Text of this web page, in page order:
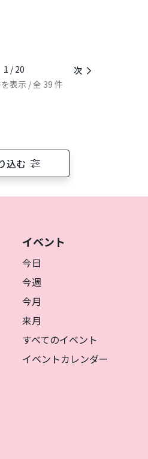
1 / 20
次
表示 / 全 39 件
込む
イベント
今日
今週
今月
来月
すべてのイベント
イベントカレンダー